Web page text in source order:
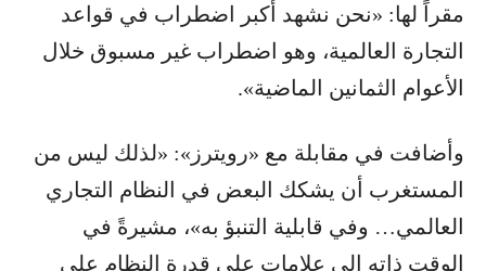
مقراً لها: «نحن نشهد أكبر اضطراب في قواعد
التجارة العالمية، وهو اضطراب غير مسبوق خلال
الأعوام الثمانين الماضية».
وأضافت في مقابلة مع «رويترز»: «لذلك ليس من
المستغرب أن يشكك البعض في النظام التجاري
العالمي… وفي قابلية التنبؤ به»، مشيرةً في
الوقت ذاته إلى علامات على قدرة النظام على